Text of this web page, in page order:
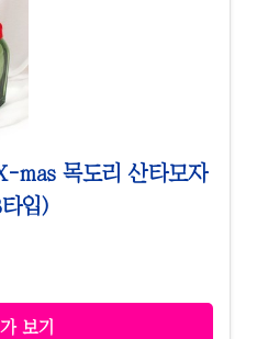
mas 목도리 산타모자
입)
보기